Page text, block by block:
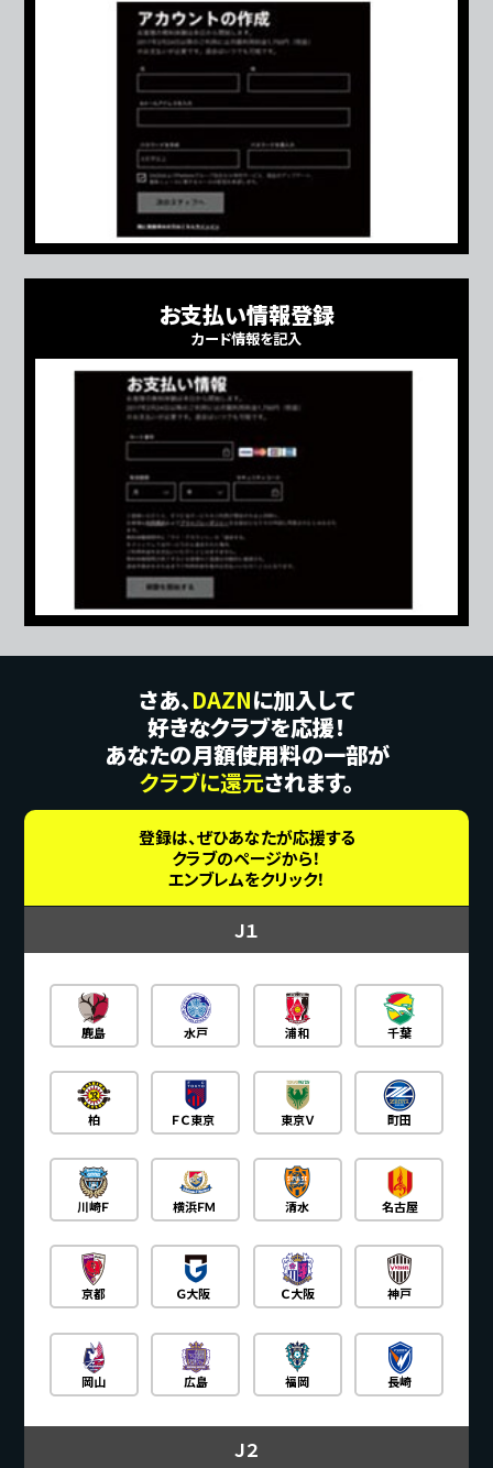
お支払い情報登録
カード情報を記入
さあ、DAZNに加入して
好きなクラブを応援！
あなたの月額使用料の一部が
クラブに還元されます。
登録は、ぜひあなたが応援する
クラブのページから！
エンブレムをクリック！
Ｊ１
鹿島 水戸 浦和 千葉
柏 ＦＣ東京 東京Ｖ 町田
川崎Ｆ 横浜ＦＭ 清水 名古屋
京都 Ｇ大阪 Ｃ大阪 神戸
岡山 広島 福岡 長崎
Ｊ２